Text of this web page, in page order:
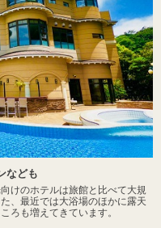
なども
けのホテルは旅館と比べて大規
、最近では大浴場のほかに露天
ろも増えてきています。